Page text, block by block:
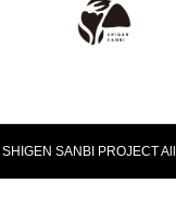
SANBI PROJECT All